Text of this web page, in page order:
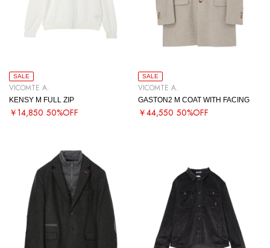
SALE
VICOMTE A.
KENSY M FULL ZIP
￥14,850 50%OFF
SALE
VICOMTE A.
GASTON2 M COAT WITH FACING
￥44,550 50%OFF